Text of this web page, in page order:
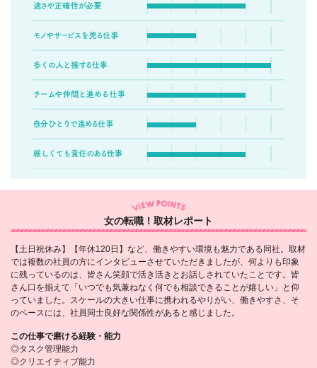
女の転職！取材レポート
【土日祝休み】【年休120日】など、働きやすい環境も魅力である同社。取材
では複数の社員の方にインタビューさせていただきましたが、何よりも印象
に残っているのは、皆さん笑顔で活き活きとお話しされていたことです。皆
さん口を揃えて「いつでも気兼ねなく何でも相談できることが嬉しい」と仰
っていました。スケールの大きい仕事に携われるやりがい、働きやすさ、そ
のベースには、社員同士良好な関係性があると感じました。
この仕事で磨ける経験・能力
◎タスク管理能力
◎クリエイティブ能力